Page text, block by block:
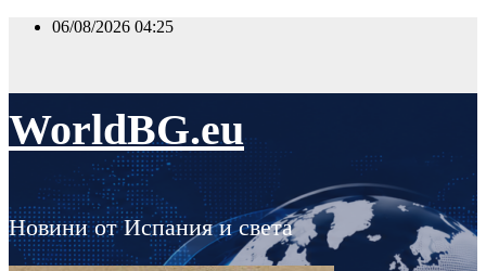
Skip
06/08/2026 04:25
WorldBG.eu
Новини от Испания и света